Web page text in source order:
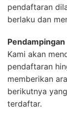
pendaftaran
berlaku dan
Pendampingan
Kami akan
pendaftaran
memberikan
berikutnya
terdaftar.